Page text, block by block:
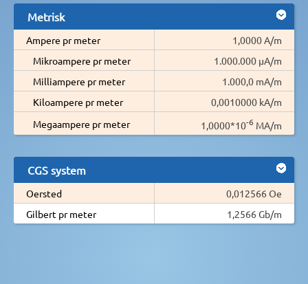
Metrisk
Ampere pr meter
1,0000 A/m
Mikroampere pr meter
1.000.000 µA/m
Milliampere pr meter
1.000,0 mA/m
Kiloampere pr meter
0,0010000 kA/m
Megaampere pr meter
1,0000*10-6 MA/m
CGS system
Oersted
0,012566 Oe
Gilbert pr meter
1,2566 Gb/m